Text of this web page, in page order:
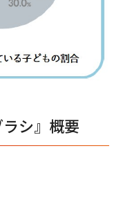
シ』概要